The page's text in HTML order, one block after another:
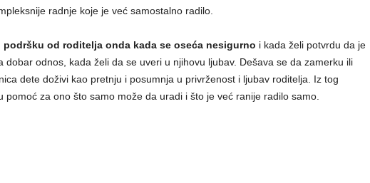
radnje koje je već samostalno radilo.
podršku od roditelja onda kada se oseća nesigurno i kada želi potvrdu da je
dobar odnos, kada želi da se uveri u njihovu ljubav. Dešava se da zamerku ili
dete doživi kao pretnju i posumnja u privrženost i ljubav roditelja. Iz tog
pomoć za ono što samo može da uradi i što je već ranije radilo samo.